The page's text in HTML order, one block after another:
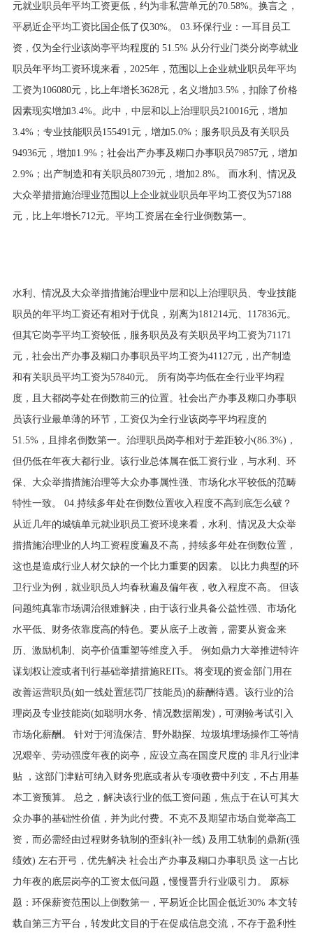
元就业职员年平均工资更低，约为非私营单元的70.58%。换言之，
平易近企平均工资比国企低了仅30%。 03.环保行业：一耳目员工
资，仅为全行业该岗亭平均程度的 51.5% 从分行业门类分岗亭就业
职员年平均工资环境来看，2025年，范围以上企业就业职员年平均
工资为106080元，比上年增长3628元，名义增加3.5%，扣除了价格
因素现实增加3.4%。此中，中层和以上治理职员210016元，增加
3.4%；专业技能职员155491元，增加5.0%；服务职员及有关职员
94936元，增加1.9%；社会出产办事及糊口办事职员79857元，增加
2.9%；出产制造和有关职员80739元，增加2.8%。 而水利、情况及
大众举措措施治理业范围以上企业就业职员年平均工资仅为57188
元，比上年增长712元。平均工资居在全行业倒数第一。
水利、情况及大众举措措施治理业中层和以上治理职员、专业技能
职员的年平均工资还有相对于优良，别离为181214元、117836元。
但其它岗亭平均工资较低，服务职员及有关职员平均工资为71171
元，社会出产办事及糊口办事职员平均工资为41127元，出产制造
和有关职员平均工资为57840元。 所有岗亭均低在全行业平均程
度，且大都岗亭处在倒数前三的位置。社会出产办事及糊口办事职
员该行业最单薄的环节，工资仅为全行业该岗亭平均程度的
51.5%，且排名倒数第一。治理职员岗亭相对于差距较小(86.3%)，
但仍低在年夜大都行业。该行业总体属在低工资行业，与水利、环
保、大众举措措施治理等大众办事属性强、市场化水平较低的范畴
特性一致。 04.持续多年处在倒数位置收入程度不高到底怎么破？
从近几年的城镇单元就业职员工资环境来看，水利、情况及大众举
措措施治理业的人均工资程度遍及不高，持续多年处在倒数位置，
这也是造成行业人材欠缺的一个比力重要的因素。 以比力典型的环
卫行业为例，就业职员人均春秋遍及偏年夜，收入程度不高。 但该
问题纯真靠市场调治很难解决，由于该行业具备公益性强、市场化
水平低、财务依靠度高的特色。要从底子上改善，需要从资金来
历、激励机制、岗亭价值重塑等维度入手。 例如鼎力大举推进特许
谋划权让渡或者刊行基础举措措施REITs。将变现的资金部门用在
改善运营职员(如一线处置惩罚厂技能员)的薪酬待遇。该行业的治
理岗及专业技能岗(如聪明水务、情况数据阐发)，可测验考试引入
市场化薪酬。 针对于河流保洁、野外勘探、垃圾填埋场操作工等情
况艰辛、劳动强度年夜的岗亭，应设立高在国度尺度的 非凡行业津
贴 ，这部门津贴可纳入财务兜底或者从专项收费中列支，不占用基
本工资预算。 总之，解决该行业的低工资问题，焦点于在认可其大
众办事的基础性价值，并为此付费。不克不及期望市场自觉举高工
资，而必需经由过程财务轨制的歪斜(补一线) 及用工轨制的鼎新(强
绩效) 左右开弓，优先解决 社会出产办事及糊口办事职员 这一占比
力年夜的底层岗亭的工资太低问题，慢慢晋升行业吸引力。 原标
题：环保薪资范围以上倒数第一，平易近企比国企低近30% 本文转
载自第三方平台，转发此文目的于在促成信息交流，不存于盈利性